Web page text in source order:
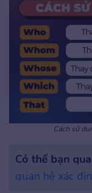
Cách sử
Có thể bạn
quan hệ xác